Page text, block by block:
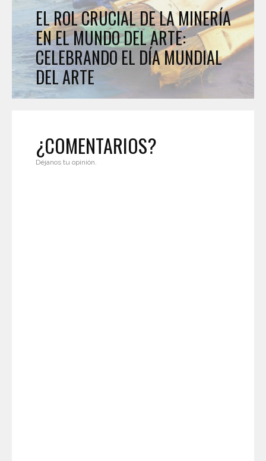
EL ROL CRUCIAL DE LA MINERÍA
EN EL MUNDO DEL ARTE:
CELEBRANDO EL DÍA MUNDIAL
DEL ARTE
¿COMENTARIOS?
Déjanos tu opinión.